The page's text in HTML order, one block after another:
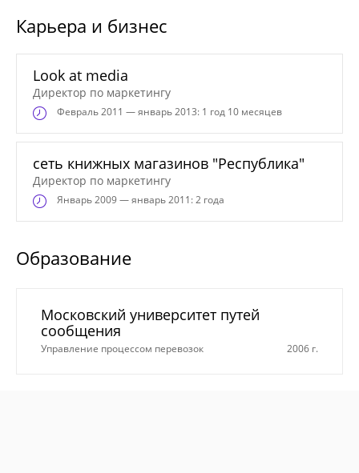
Карьера и бизнес
Look at media
Директор по маркетингу
Февраль2011 — январь 2013: 1 год 10 месяцев
сеть книжных магазинов "Республика"
Директор по маркетингу
Январь2009 — январь 2011: 2 года
Образование
Московский университет путей
сообщения
Управление процессом перевозок 2006 г.